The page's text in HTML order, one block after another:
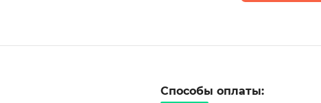
Способы оплаты: